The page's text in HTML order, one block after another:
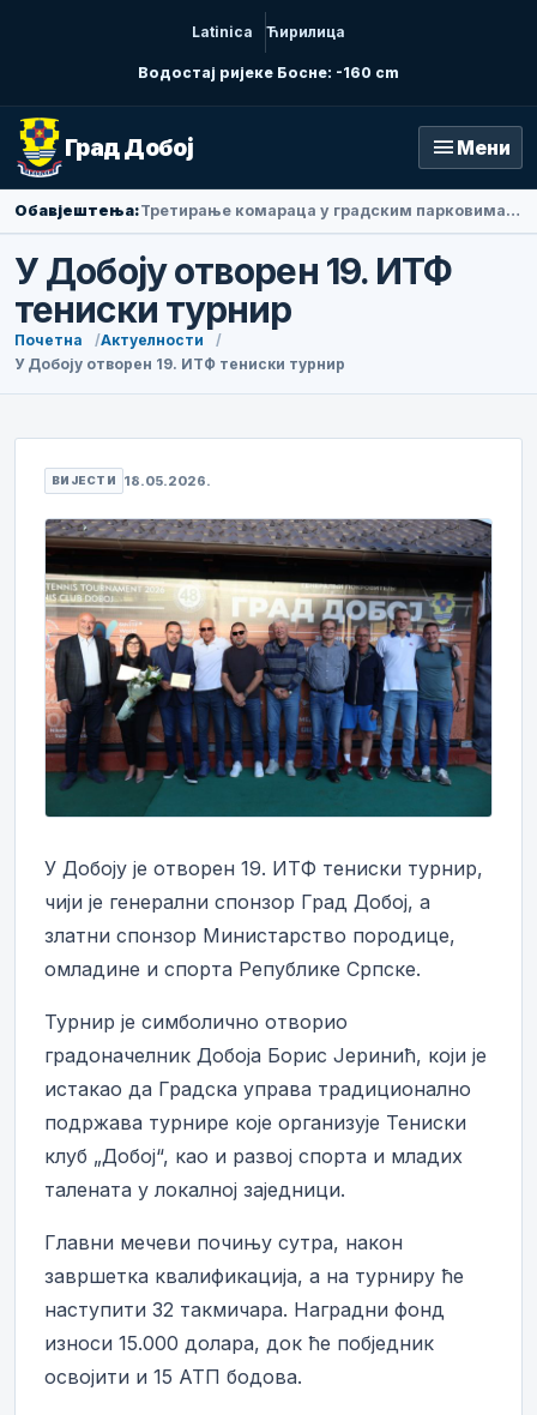
Latinica Ћирилица
Водостај ријеке Босне: -160 cm
Град Добој menu Мени
Обавјештења: Амбасадорка Народне Републике Кине у БиХ Ли Фан посјетила Добој
У Добоју отворен 19. ИТФ
тениски турнир
Почетна
Актуелности
У Добоју отворен 19. ИТФ тениски турнир
ВИЈЕСТИ 18.05.2026.
У Добоју је отворен 19. ИТФ тениски турнир,
чији је генерални спонзор Град Добој, а
златни спонзор Министарство породице,
омладине и спорта Републике Српске.
Турнир је симболично отворио
градоначелник Добоја Борис Јеринић, који је
истакао да Градска управа традиционално
подржава турнире које организује Тениски
клуб „Добој“, као и развој спорта и младих
талената у локалној заједници.
Главни мечеви почињу сутра, након
завршетка квалификација, а на турниру ће
наступити 32 такмичара. Наградни фонд
износи 15.000 долара, док ће побједник
освојити и 15 АТП бодова.